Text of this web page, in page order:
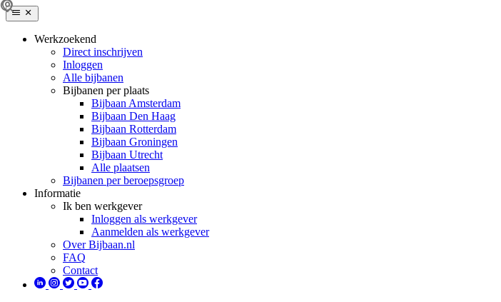
Werkzoekend
Direct inschrijven
Inloggen
Alle bijbanen
Bijbanen per plaats
Bijbaan Amsterdam
Bijbaan Den Haag
Bijbaan Rotterdam
Bijbaan Groningen
Bijbaan Utrecht
Alle plaatsen
Bijbanen per beroepsgroep
Informatie
Ik ben werkgever
Inloggen als werkgever
Aanmelden als werkgever
Over Bijbaan.nl
FAQ
Contact